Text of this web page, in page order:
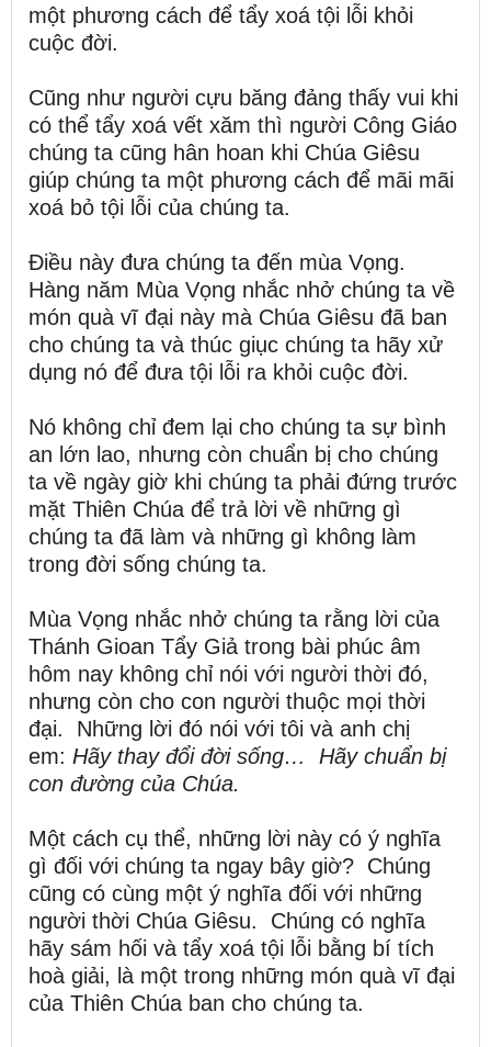
một phương cách để tẩy xoá tội lỗi khỏi
cuộc đời.
Cũng như người cựu băng đảng thấy vui khi
có thể tẩy xoá vết xăm thì người Công Giáo
chúng ta cũng hân hoan khi Chúa Giêsu
giúp chúng ta một phương cách để mãi mãi
xoá bỏ tội lỗi của chúng ta.
Điều này đưa chúng ta đến mùa Vọng.
Hàng năm Mùa Vọng nhắc nhở chúng ta về
món quà vĩ đại này mà Chúa Giêsu đã ban
cho chúng ta và thúc giục chúng ta hãy xử
dụng nó để đưa tội lỗi ra khỏi cuộc đời.
Nó không chỉ đem lại cho chúng ta sự bình
an lớn lao, nhưng còn chuẩn bị cho chúng
ta về ngày giờ khi chúng ta phải đứng trước
mặt Thiên Chúa để trả lời về những gì
chúng ta đã làm và những gì không làm
trong đời sống chúng ta.
Mùa Vọng nhắc nhở chúng ta rằng lời của
Thánh Gioan Tẩy Giả trong bài phúc âm
hôm nay không chỉ nói với người thời đó,
nhưng còn cho con người thuộc mọi thời
đại. Những lời đó nói với tôi và anh chị
em: Hãy thay đổi đời sống…
Hãy chuẩn bị
con đường của Chúa.
Một cách cụ thể, những lời này có ý nghĩa
gì đối với chúng ta ngay bây giờ? Chúng
cũng có cùng một ý nghĩa đối với những
người thời Chúa Giêsu. Chúng có nghĩa
hãy sám hối và tẩy xoá tội lỗi bằng bí tích
hoà giải, là một trong những món quà vĩ đại
của Thiên Chúa ban cho chúng ta.